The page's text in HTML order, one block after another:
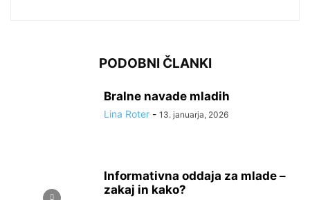
PODOBNI ČLANKI
Bralne navade mladih
Lina Roter - 13. januarja, 2026
Informativna oddaja za mlade –
zakaj in kako?